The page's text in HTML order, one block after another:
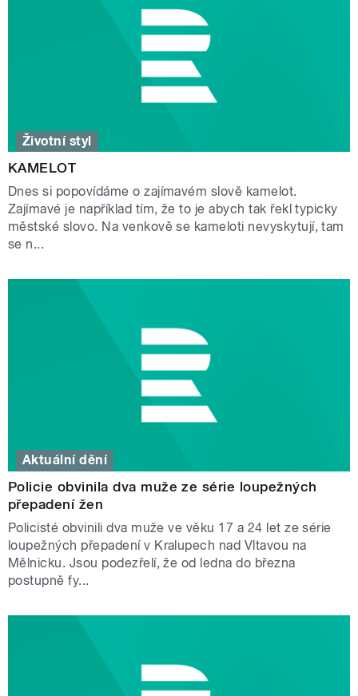
Životní styl
KAMELOT
Dnes si popovídáme o zajímavém slově kamelot.
Zajímavé je například tím, že to je abych tak řekl typicky
městské slovo. Na venkově se kameloti nevyskytují, tam
se n...
Aktuální dění
Policie obvinila dva muže ze série loupežných
přepadení žen
Policisté obvinili dva muže ve věku 17 a 24 let ze série
loupežných přepadení v Kralupech nad Vltavou na
Mělnicku. Jsou podezřelí, že od ledna do března
postupně fy...